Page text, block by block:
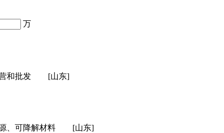
万
和批发
[山东]
、可降解材料
[山东]